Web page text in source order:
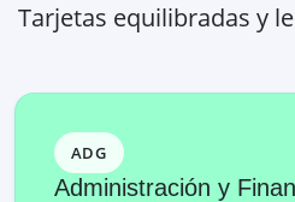
Tarjetas equilibradas y
ADG
Administración y